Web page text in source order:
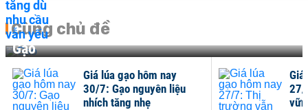
Cùng chủ đề
Gạo
Giá lúa gạo hôm nay
30/7: Gạo nguyên liệu
nhích tăng nhẹ
Giá
27/